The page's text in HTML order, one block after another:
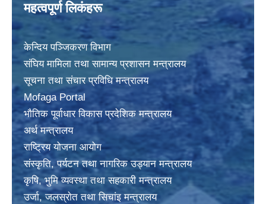
महत्वपूर्ण लिकंहरू
केन्दिय पञ्जिकरण विभाग
संघिय मामिला तथा सामान्य प्रशासन मन्त्रालय
सूचना तथा संचार प्रविधि मन्त्रालय
Mofaga Portal
भाैतिक पूर्वाधार विकास प्रदेशिक मन्त्रालय
अर्थ मन्त्रालय
राष्ट्रिय योजना आयोग
संस्कृति, पर्यटन तथा नागरिक उड्यान मन्त्रालय
कृषि, भुमि व्यवस्था तथा सहकारी मन्त्रालय
उर्जा, जलस्राेत तथा सिचांइ मन्त्रालय